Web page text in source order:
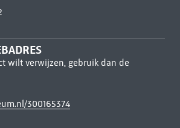
wilt verwijzen, gebruik dan de
300165374